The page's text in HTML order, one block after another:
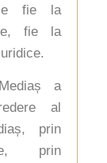
fie la
fie la
a
al
prin
prin